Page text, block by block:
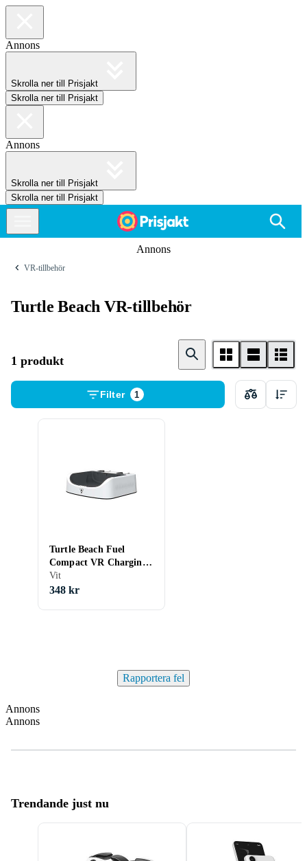
Annons
Skrolla ner till Prisjakt
Skrolla ner till Prisjakt
Annons
Skrolla ner till Prisjakt
Skrolla ner till Prisjakt
Annons
VR-tillbehör
Turtle Beach VR-tillbehör
1 produkt
Filter 1
Turtle Beach Fuel
Compact VR Charging
Station for Meta Quest
2
Vit
348 kr
Rapportera fel
Annons
Annons
Trendande just nu